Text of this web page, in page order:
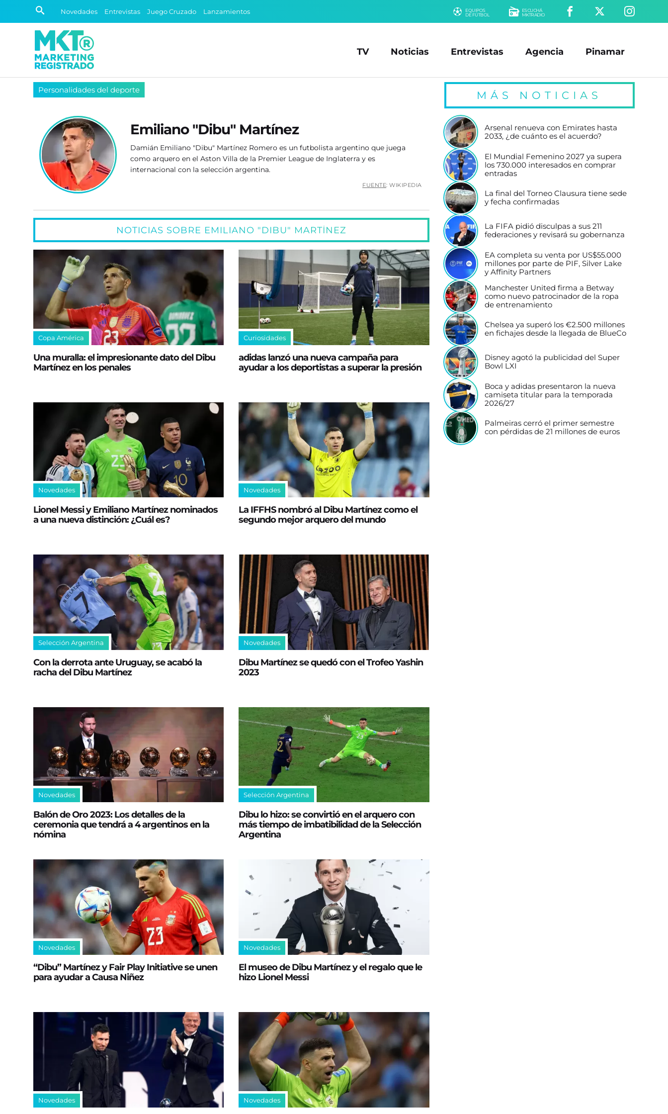
Novedades Entrevistas Juego Cruzado Lanzamientos
EQUIPOS
DE FÚTBOL
ESCUCHÁ
MKTRADIO
TV Noticias Entrevistas Agencia Pinamar
Personalidades del deporte
Emiliano "Dibu" Martínez
Damián Emiliano "Dibu" Martínez Romero es un futbolista argentino que juega
como arquero en el Aston Villa de la Premier League de Inglaterra y es
internacional con la selección argentina.
FUENTE: WIKIPEDIA
NOTICIAS SOBRE EMILIANO "DIBU" MARTÍNEZ
Copa América
Una muralla: el impresionante dato del Dibu
Martínez en los penales
Curiosidades
adidas lanzó una nueva campaña para
ayudar a los deportistas a superar la presión
Novedades
Lionel Messi y Emiliano Martínez nominados
a una nueva distinción: ¿Cuál es?
Novedades
La IFFHS nombró al Dibu Martínez como el
segundo mejor arquero del mundo
Selección Argentina
Con la derrota ante Uruguay, se acabó la
racha del Dibu Martínez
Novedades
Dibu Martínez se quedó con el Trofeo Yashin
2023
Novedades
Balón de Oro 2023: Los detalles de la
ceremonia que tendrá a 4 argentinos en la
nómina
Selección Argentina
Dibu lo hizo: se convirtió en el arquero con
más tiempo de imbatibilidad de la Selección
Argentina
Novedades
“Dibu” Martínez y Fair Play Initiative se unen
para ayudar a Causa Niñez
Novedades
El museo de Dibu Martínez y el regalo que le
hizo Lionel Messi
Novedades Novedades
MÁS NOTICIAS
Arsenal renueva con Emirates hasta
2033, ¿de cuánto es el acuerdo?
El Mundial Femenino 2027 ya supera
los 730.000 interesados en comprar
entradas
La final del Torneo Clausura tiene sede
y fecha confirmadas
La FIFA pidió disculpas a sus 211
federaciones y revisará su gobernanza
EA completa su venta por US$55.000
millones por parte de PIF, Silver Lake
y Affinity Partners
Manchester United firma a Betway
como nuevo patrocinador de la ropa
de entrenamiento
Chelsea ya superó los €2.500 millones
en fichajes desde la llegada de BlueCo
Disney agotó la publicidad del Super
Bowl LXI
Boca y adidas presentaron la nueva
camiseta titular para la temporada
2026/27
Palmeiras cerró el primer semestre
con pérdidas de 21 millones de euros